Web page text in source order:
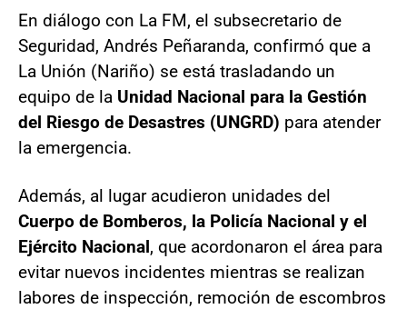
En diálogo con La FM, el subsecretario de
Seguridad, Andrés Peñaranda, confirmó que a
La Unión (Nariño) se está trasladando un
equipo de la Unidad Nacional para la Gestión
del Riesgo de Desastres (UNGRD) para atender
la emergencia.
Además, al lugar acudieron unidades del
Cuerpo de Bomberos, la Policía Nacional y el
Ejército Nacional, que acordonaron el área para
evitar nuevos incidentes mientras se realizan
labores de inspección, remoción de escombros